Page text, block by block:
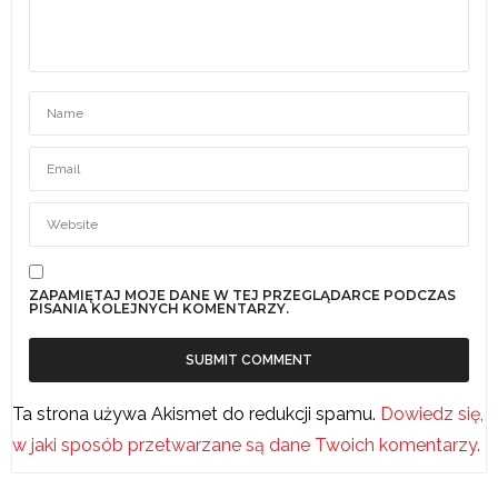
ZAPAMIĘTAJ MOJE DANE W TEJ PRZEGLĄDARCE PODCZAS
PISANIA KOLEJNYCH KOMENTARZY.
Ta strona używa Akismet do redukcji spamu. Dowiedz się,
w jaki sposób przetwarzane są dane Twoich komentarzy.